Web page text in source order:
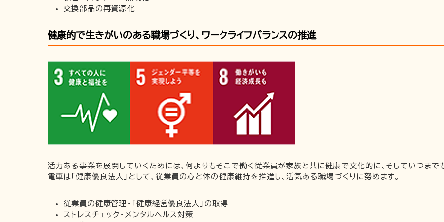
交換部品の再資源化
健康的で生きがいのある職場づくり、ワークライフバランスの推進
活力ある事業を展開していくためには、何よりもそこで働く従業員が家族と共に健康で文化的に、そしていつま
電車は「健康優良法人」として、従業員の心と体の健康維持を推進し、活気ある職場づくりに努めます。
従業員の健康管理・「健康経営優良法人」の取得
ストレスチェック・メンタルヘルス対策